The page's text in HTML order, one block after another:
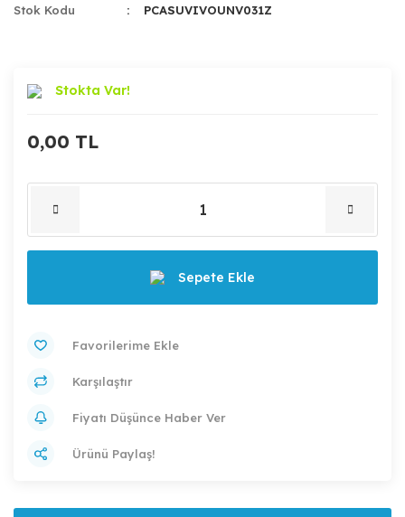
Stok Kodu PCASUVIVOUNV031Z
Stokta Var!
0,00 TL
Sepete Ekle
Karşılaştır
Fiyatı Düşünce Haber Ver
Ürünü Paylaş!